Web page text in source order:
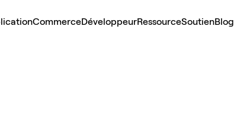
CommerceDéveloppeurRessourceSoutienBlog